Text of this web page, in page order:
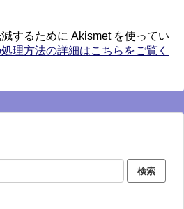
するために Akismet を使ってい
理方法の詳細はこちらをご覧く